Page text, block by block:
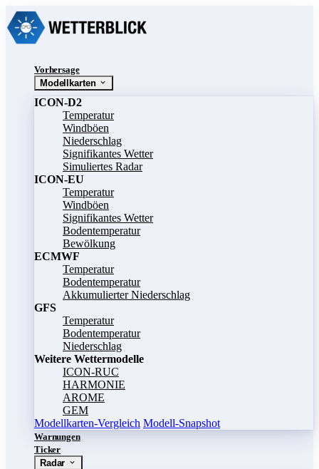
Vorhersage
Modellkarten
ICON-D2
Temperatur
Windböen
Niederschlag
Signifikantes Wetter
Simuliertes Radar
ICON-EU
Temperatur
Windböen
Signifikantes Wetter
Bodentemperatur
Bewölkung
ECMWF
Temperatur
Bodentemperatur
Akkumulierter Niederschlag
GFS
Temperatur
Bodentemperatur
Niederschlag
Weitere Wettermodelle
ICON-RUC
HARMONIE
AROME
GEM
Modellkarten-Vergleich Modell-Snapshot
Warnungen
Ticker
Radar